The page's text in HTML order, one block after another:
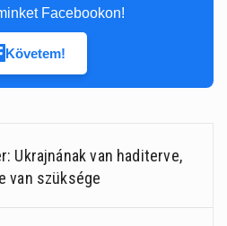
Facebookon!
Követem!
Ukrajnának van haditerve,
van szüksége